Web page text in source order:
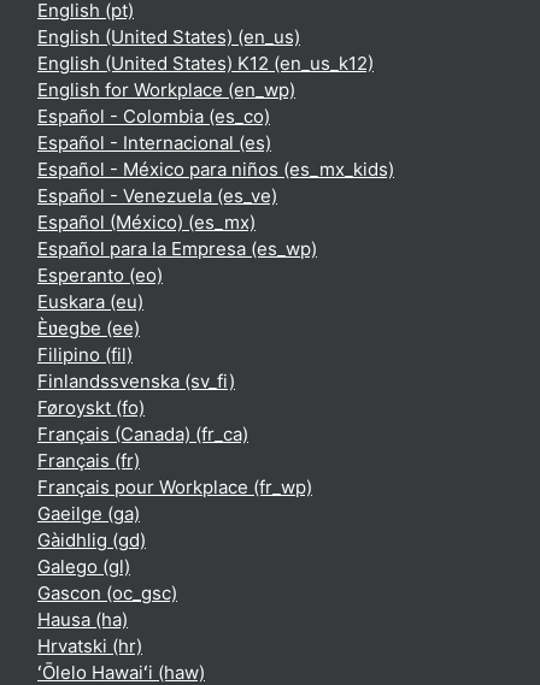
English ‎(pt)‎
English (United States) ‎(en_us)‎
English (United States) K12 ‎(en_us_k12)‎
English for Workplace ‎(en_wp)‎
Español - Colombia ‎(es_co)‎
Español - Internacional ‎(es)‎
Español - México para niños ‎(es_mx_kids)‎
Español - Venezuela ‎(es_ve)‎
Español (México) ‎(es_mx)‎
Español para la Empresa ‎(es_wp)‎
Esperanto ‎(eo)‎
Euskara ‎(eu)‎
Èʋegbe ‎(ee)‎
Filipino ‎(fil)‎
Finlandssvenska ‎(sv_fi)‎
Føroyskt ‎(fo)‎
Français (Canada) ‎(fr_ca)‎
Français ‎(fr)‎
Français pour Workplace ‎(fr_wp)‎
Gaeilge ‎(ga)‎
Gàidhlig ‎(gd)‎
Galego ‎(gl)‎
Gascon ‎(oc_gsc)‎
Hausa ‎(ha)‎
Hrvatski ‎(hr)‎
ʻŌlelo Hawaiʻi ‎(haw)‎